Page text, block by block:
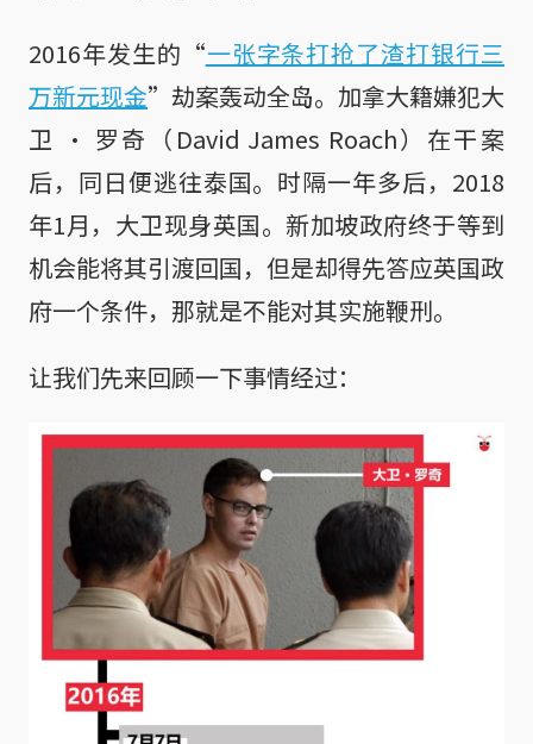
2016年发生的“一张字条打抢了渣打银行三
万新元现金”劫案轰动全岛。加拿大籍嫌犯大
卫 · 罗奇（David James Roach）在干案
后，同日便逃往泰国。时隔一年多后，2018
年1月，大卫现身英国。新加坡政府终于等到
机会能将其引渡回国，但是却得先答应英国政
府一个条件，那就是不能对其实施鞭刑。
让我们先来回顾一下事情经过：